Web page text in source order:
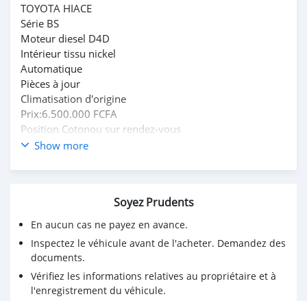
TOYOTA HIACE
Série BS
Moteur diesel D4D
Intérieur tissu nickel
Automatique
Pièces à jour
Climatisation d'origine
Prix:6.500.000 FCFA
Position Cotonou sur rendez-vous
KOSKOauto
:+2290196145476/+2290151022444/+2290143709219
Show more
Soyez Prudents
En aucun cas ne payez en avance.
Inspectez le véhicule avant de l'acheter. Demandez des
documents.
Vérifiez les informations relatives au propriétaire et à
l'enregistrement du véhicule.